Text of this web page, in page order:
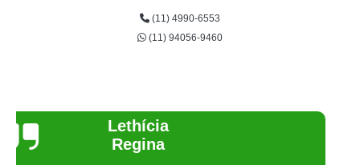
(11) 4990-6553
(11) 94056-9460
Joelma Lilian